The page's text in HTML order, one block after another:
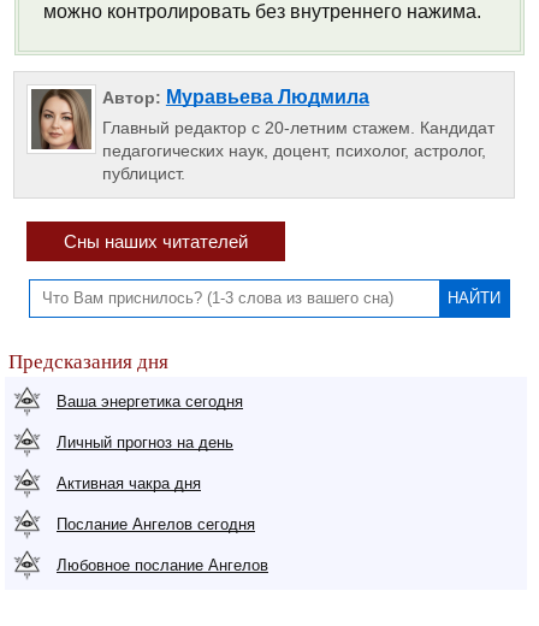
можно контролировать без внутреннего нажима.
Автор: Муравьева Людмила
Главный редактор с 20-летним стажем. Кандидат
педагогических наук, доцент, психолог, астролог,
публицист.
Сны наших читателей
Предсказания дня
Ваша энергетика сегодня
Личный прогноз на день
Активная чакра дня
Послание Ангелов сегодня
Любовное послание Ангелов